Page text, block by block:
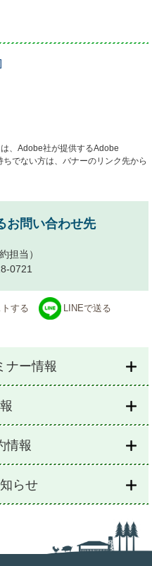
、Adobe社が提供するAdobe
でない方は、バナーのリンク先から
お問い合わせ先
担当）
0721
する LINEで送る
ナー情報
情報
らせ